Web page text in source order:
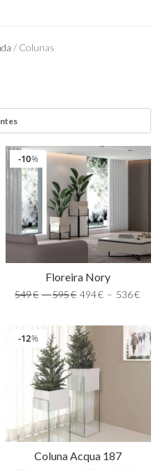
/ Colunas
%
10
Floreira Nory
549€ –595€ 494€ – 536€
%
12
Coluna Acqua 187